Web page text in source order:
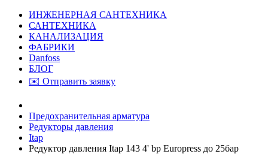
ИНЖЕНЕРНАЯ САНТЕХНИКА
САНТЕХНИКА
КАНАЛИЗАЦИЯ
ФАБРИКИ
Danfoss
БЛОГ
✉️ Отправить заявку
Предохранительная арматура
Редукторы давления
Itap
Редуктор давления Itap 143 4' bp Europress до 25бар